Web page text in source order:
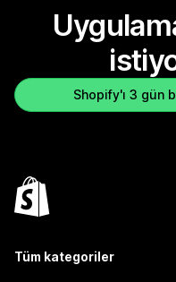
Shopify'ı 3 gün
Tüm kategoriler